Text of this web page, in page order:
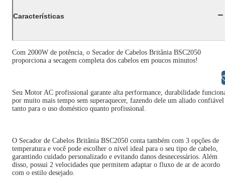
Características
Com 2000W de potência, o Secador de Cabelos Britânia BSC2050
proporciona a secagem completa dos cabelos em poucos minutos!
Seu Motor AC profissional garante alta performance, durabilidade
por muito mais tempo sem superaquecer, fazendo dele um aliado confiável
tanto para o uso doméstico quanto profissional.
O Secador de Cabelos Britânia BSC2050 conta também com 3 opções de
temperatura e você pode escolher o nível ideal para o seu tipo de cabelo,
garantindo cuidado personalizado e evitando danos desnecessários. Além
disso, possui 2 velocidades que permitem adaptar o fluxo de ar de acordo
com o estilo desejado.